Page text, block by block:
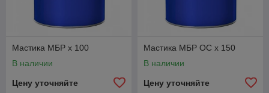
Мастика МБР х 100
В наличии
Цену уточняйте
Мастика МБР ОС х 150
В наличии
Цену уточняйте